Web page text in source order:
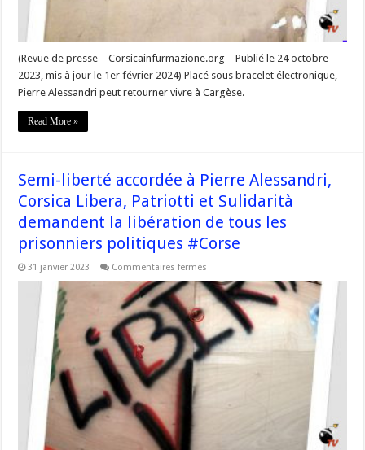
(Revue de presse – Corsicainfurmazione.org – Publié le 24 octobre
2023, mis à jour le 1er février 2024) Placé sous bracelet électronique,
Pierre Alessandri peut retourner vivre à Cargèse.
Read More »
Semi-liberté accordée à Pierre Alessandri,
Corsica Libera, Patriotti et Sulidarità
demandent la libération de tous les
prisonniers politiques #Corse
31 janvier 2023 Commentaires fermés
liberté
accordée
Alessandri,
Corsica
Libera,
Patriotti